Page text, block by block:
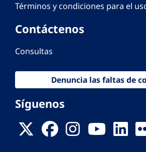
Términos y condiciones para el
Contáctenos
Consultas
Denuncia las faltas de
Síguenos